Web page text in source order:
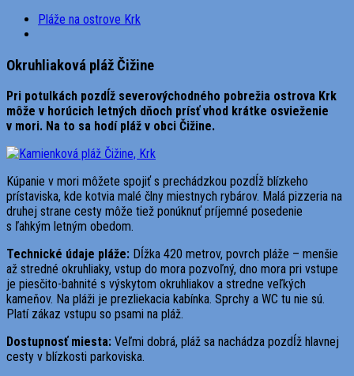
Pláže na ostrove Krk
Okruhliaková pláž Čižine
Pri potulkách pozdĺž severovýchodného pobrežia ostrova Krk
môže v horúcich letných dňoch prísť vhod krátke osvieženie
v mori. Na to sa hodí pláž v obci Čižine.
Kúpanie v mori môžete spojiť s prechádzkou pozdĺž blízkeho
prístaviska, kde kotvia malé člny miestnych rybárov. Malá pizzeria na
druhej strane cesty môže tiež ponúknuť príjemné posedenie
s ľahkým letným obedom.
Technické údaje pláže: Dĺžka 420 metrov, povrch pláže – menšie
až stredné okruhliaky, vstup do mora pozvoľný, dno mora pri vstupe
je piesčito-bahnité s výskytom okruhliakov a stredne veľkých
kameňov. Na pláži je prezliekacia kabínka. Sprchy a WC tu nie sú.
Platí zákaz vstupu so psami na pláž.
Dostupnosť miesta: Veľmi dobrá, pláž sa nachádza pozdĺž hlavnej
cesty v blízkosti parkoviska.